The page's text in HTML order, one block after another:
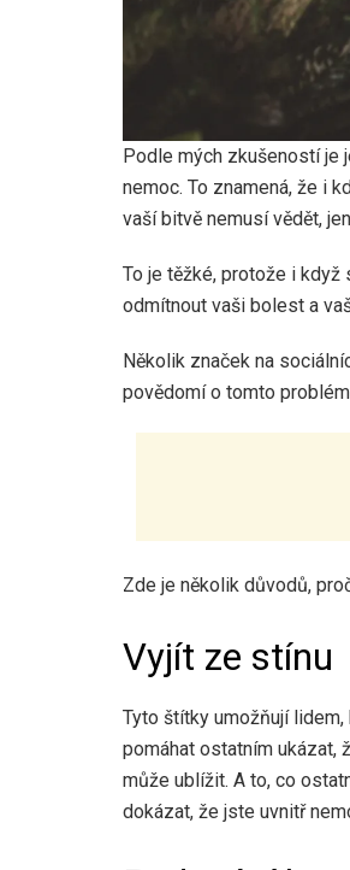
Podle mých zkušeností je
nemoc. To znamená, že i
vaší bitvě nemusí vědět,
To je těžké, protože i
odmítnout vaši bolest a
Několik značek na
povědomí o tomto
Zde je několik důvodů,
Vyjít ze stínu
Tyto štítky umožňují
pomáhat ostatním ukázat,
může ublížit. A to, co
dokázat, že jste uvnitř